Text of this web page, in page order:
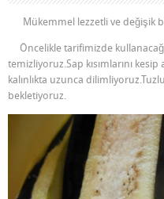
Mükemmel lezzetli ve değişik
Öncelikle tarifimizde
temizliyoruz.Sap kısımlarını
kalınlıkta uzunca
bekletiyoruz.